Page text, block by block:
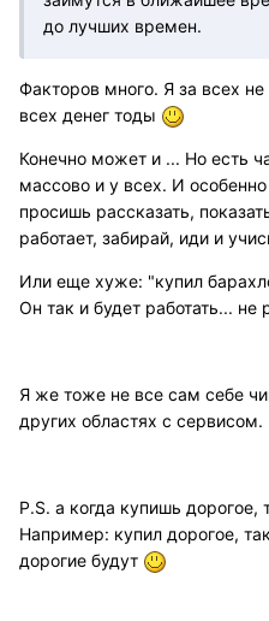
до лучших времен.
Факторов много. Я за всех не
всех денег тоды
Конечно может и ... Но есть
массово и у всех. И
просишь рассказать,
работает, забирай, иди и
Или еще хуже: "купил
Он так и будет работать... не
Я же тоже не все сам себе
других областях с сервисом.
P.S. а когда купишь
Например: купил дорогое,
дорогие будут